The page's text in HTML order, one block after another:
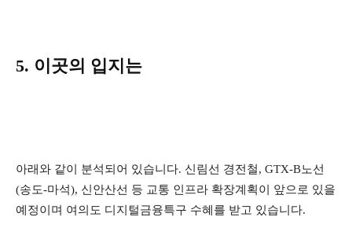
5. 이곳의 입지는
아래와 같이 분석되어 있습니다. 신림선 경전철, GTX-B노선
(송도-마석), 신안산선 등 교통 인프라 확장계획이 앞으로 있을
예정이며 여의도 디지털금융특구 수혜를 받고 있습니다.